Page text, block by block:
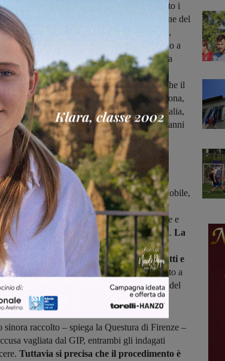
il furto.Le immagini hanno indirizzato subito i
verso due persone immortalate nell’androne del
dai ladri: nei loro confronti sono così partite,
in tutta la città e provincia. Questo fino a
gli agenti hanno rintracciato la donna in via
stata seguita fino ad un appartamento di
scattato il blitz della polizia: all’interno anche il
furto di Coverciano, oltre ad una terza persona,
perchè rientrato clandestinamente in Italia,
essere stato espulso per almeno cinque anni
tre georgiani la polizia ha trovato diversa
riconducibile al furto di Coverciano, nello
Tra le cose recuperate dalla Squadra Mobile,
risultati anch’essi rubati, ma in diverse
in zona Coverciano, lo stesso 4 novembre e
a fine agosto da un appartamento a Novoli. La
tutta casa e per questo motivo al
denunciati per ricettazione in concorso tutti e
stati
ricostruiti anche i movimenti di un’auto a
quale si sarebbero spostati i due, il giorno del
sinora raccolto – spiega la Questura di Firenze –
vagliata dal GIP, entrambi gli indagati
Tuttavia si precisa che il procedimento è